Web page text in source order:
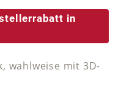
in
wahlweise mit 3D-